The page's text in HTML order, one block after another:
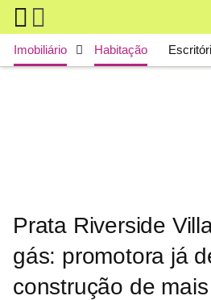
Skip to main content
Main navigation
Imobiliário Habitação
Prata Riverside
gás: promotora já
construção de